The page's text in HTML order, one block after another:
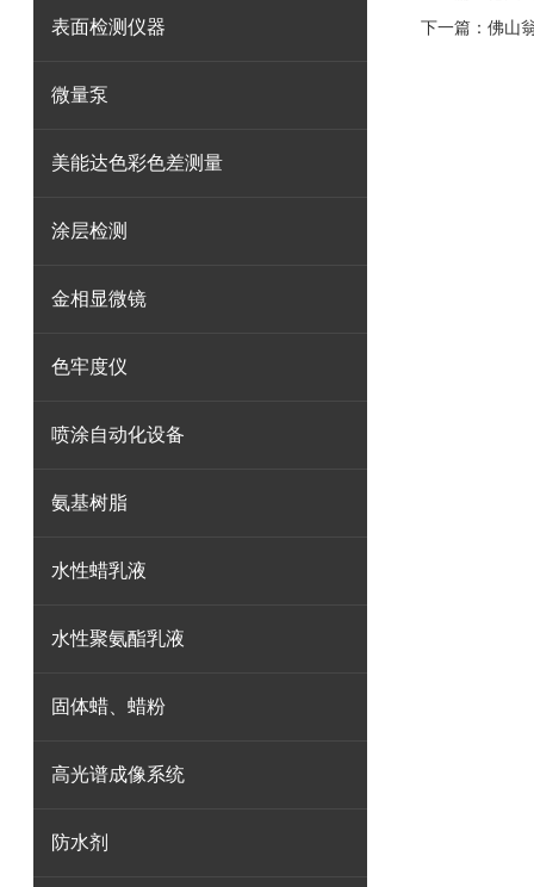
表面检测仪器
微量泵
美能达色彩色差测量
涂层检测
金相显微镜
色牢度仪
喷涂自动化设备
氨基树脂
水性蜡乳液
水性聚氨酯乳液
固体蜡、蜡粉
高光谱成像系统
防水剂
下一篇： 佛山